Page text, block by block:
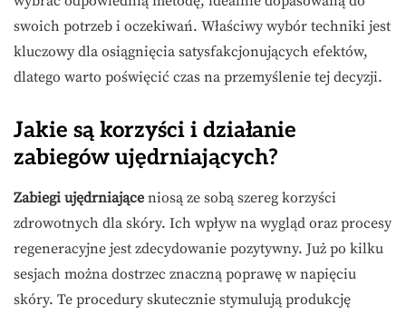
swoich potrzeb i oczekiwań. Właściwy wybór techniki jest
kluczowy dla osiągnięcia satysfakcjonujących efektów,
dlatego warto poświęcić czas na przemyślenie tej decyzji.
Jakie są korzyści i działanie
zabiegów ujędrniających?
Zabiegi ujędrniające niosą ze sobą szereg korzyści
zdrowotnych dla skóry. Ich wpływ na wygląd oraz procesy
regeneracyjne jest zdecydowanie pozytywny. Już po kilku
sesjach można dostrzec znaczną poprawę w napięciu
skóry. Te procedury skutecznie stymulują produkcję